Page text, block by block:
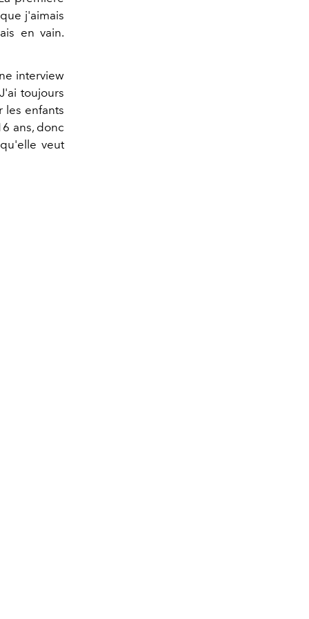
j'aimais
en vain.
interview
toujours
les enfants
ans, donc
veut